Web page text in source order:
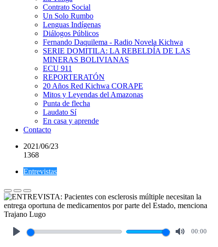
Contrato Social
Un Solo Rumbo
Lenguas Indígenas
Diálogos Públicos
Fernando Daquilema - Radio Novela Kichwa
SERIE DOMITILA: LA REBELDÍA DE LAS
MINERAS BOLIVIANAS
ECU 911
REPORTERATÓN
20 Años Red Kichwa CORAPE
Mitos y Leyendas del Amazonas
Punta de flecha
Laudato Sí
En casa y aprende
Contacto
2021/06/23
1368
Entrevistas
00:00